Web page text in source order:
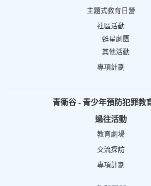
主題式教育日營
社區活動
甦星劇團
其他活動
專項計劃
青衛谷 - 青少年預防犯罪教
過往活動
教育劇場
交流探訪
專項計劃